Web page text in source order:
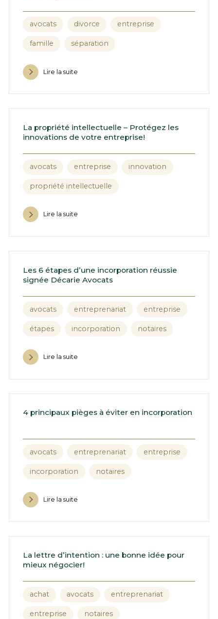
avocats divorce entreprise
famille séparation
Lire la suite
La propriété intellectuelle – Protégez les
innovations de votre entreprise!
avocats entreprise innovation
propriété intellectuelle
Lire la suite
Les 6 étapes d’une incorporation réussie
signée Décarie Avocats
avocats entreprenariat entreprise
étapes incorporation notaires
Lire la suite
4 principaux pièges à éviter en incorporation
avocats entreprenariat entreprise
incorporation notaires
Lire la suite
La lettre d’intention : une bonne idée pour
mieux négocier!
achat avocats entreprenariat
entreprise notaires